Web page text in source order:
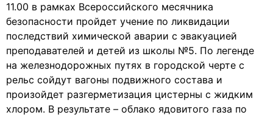
11.00 в рамках Всероссийского месячника
безопасности пройдет учение по ликвидации
последствий химической аварии с эвакуацией
преподавателей и детей из школы №5. По легенде
на железнодорожных путях в городской черте с
рельс сойдут вагоны подвижного состава и
произойдет разгерметизация цистерны с жидким
хлором. В результате – облако ядовитого газа по